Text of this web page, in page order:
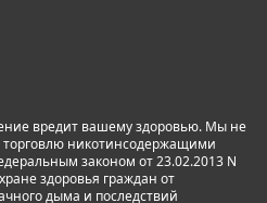
вредит вашему здоровью. Мы не
никотинсодержащими
законом от 23.02.2013 N
здоровья граждан от
дыма и последствий